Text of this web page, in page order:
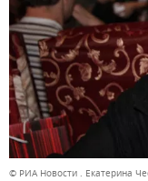
© РИА Новости . Екатерина